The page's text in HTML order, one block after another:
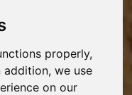
properly,
addition, we use
on our